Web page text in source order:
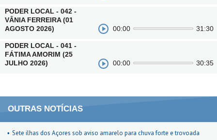
PODER LOCAL - 042 -
VÂNIA FERREIRA (01
AGOSTO 2026)
00:00 31:30
PODER LOCAL - 041 -
FÁTIMA AMORIM (25
JULHO 2026)
00:00 30:35
OUTRAS NOTÍCIAS
Sete ilhas dos Açores sob aviso amarelo para chuva forte e trovoada